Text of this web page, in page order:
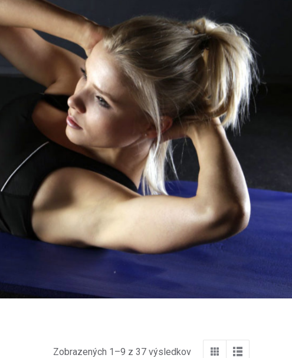
Zobrazených 1–9 z 37 výsledkov